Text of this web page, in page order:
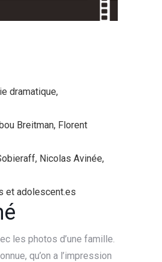
dramatique,
Breitman, Florent
Nicolas Avinée,
et adolescent.es
les photos d’une famille.
qu’on a l’impression